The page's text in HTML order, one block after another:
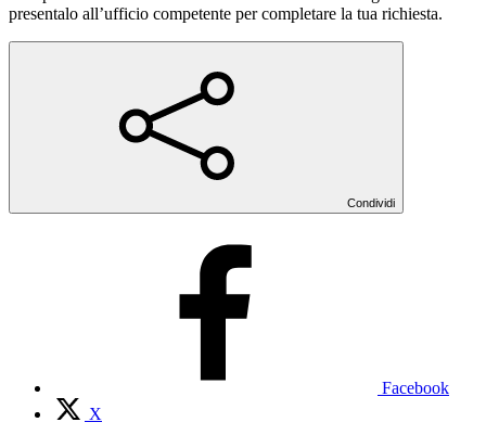
presentalo all’ufficio competente per completare la tua richiesta.
Condividi
Facebook
X